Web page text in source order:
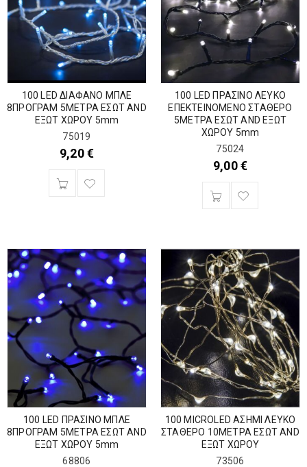
100 LED ΔΙΑΦΑΝΟ ΜΠΛΕ
8ΠΡΟΓΡΑΜ 5ΜΕΤΡΑ ΕΣΩΤ AND
ΕΞΩΤ ΧΩΡΟΥ 5mm
75019
9,20€
100 LED ΠΡΑΣΙΝΟ ΛΕΥΚΟ
ΕΠΕΚΤΕΙΝΟΜΕΝΟ ΣΤΑΘΕΡΟ
5ΜΕΤΡΑ ΕΣΩΤ AND ΕΞΩΤ
ΧΩΡΟΥ 5mm
75024
9,00€
100 LED ΠΡΑΣΙΝΟ ΜΠΛΕ
8ΠΡΟΓΡΑΜ 5ΜΕΤΡΑ ΕΣΩΤ AND
ΕΞΩΤ ΧΩΡΟΥ 5mm
68806
100 MICROLED ΑΣΗΜΙ ΛΕΥΚΟ
ΣΤΑΘΕΡΟ 10ΜΕΤΡΑ ΕΣΩΤ AND
ΕΞΩΤ ΧΩΡΟΥ
73506